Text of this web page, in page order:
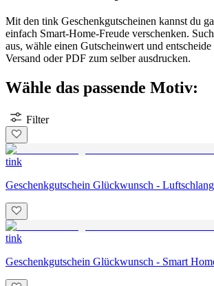
Mit den tink Geschenkgutscheinen kannst du
einfach Smart-Home-Freude verschenken.
aus, wähle einen Gutscheinwert und
Versand oder PDF zum selber ausdrucken.
Wähle das passende Motiv:
Filter
tink
Geschenkgutschein Glückwunsch -
tink
Geschenkgutschein Glückwunsch - Smart